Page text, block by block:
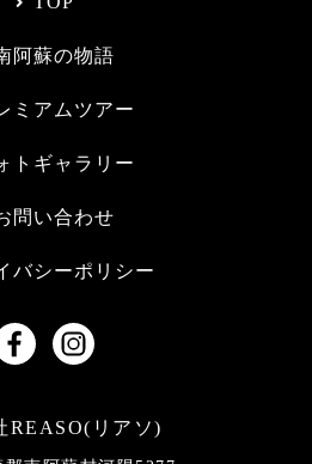
阿蘇の物語
ミアムツアー
トギャラリー
問い合わせ
バシーポリシー
REASO(リアソ)